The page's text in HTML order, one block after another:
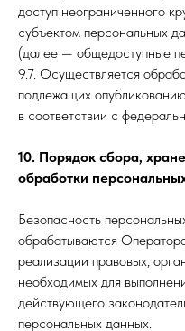
доступ неограниченного
субъектом персональных
(далее — общедоступные
9.7. Осуществляется
подлежащих
в соответствии с
10. Порядок сбора,
обработки
Безопасность
обрабатываются
реализации правовых,
необходимых для
действующего
персональных данных.